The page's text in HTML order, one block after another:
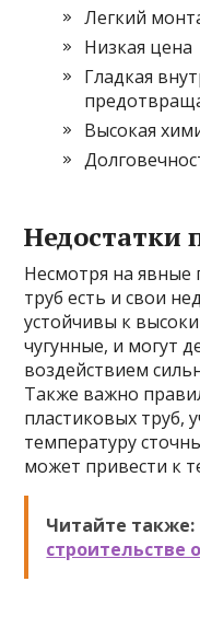
Легкий
Низкая цена
Гладкая
Высокая
Недостатки
Несмотря на явные
труб есть и свои
устойчивы к
чугунные, и могут
воздействием
Также важно
пластиковых труб,
температуру
может привести к
Читайте также:
строительстве